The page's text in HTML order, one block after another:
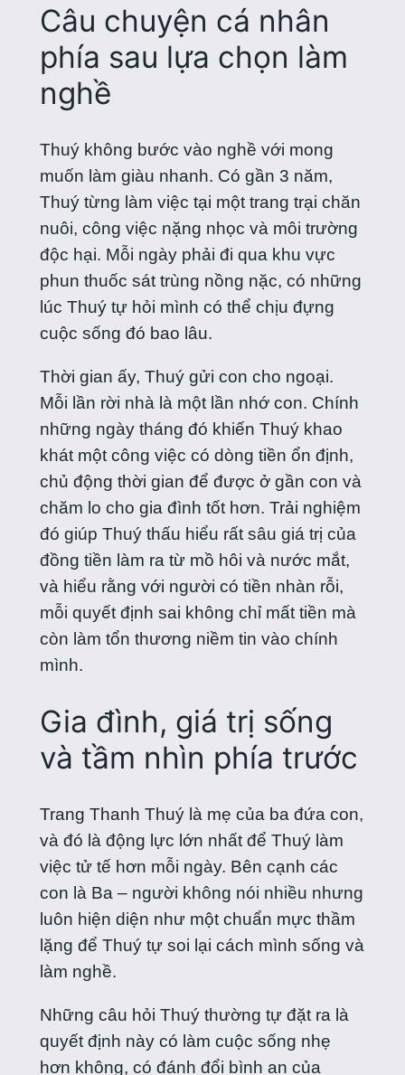
Câu chuyện cá nhân
phía sau lựa chọn làm
nghề
Thuý không bước vào nghề với mong
muốn làm giàu nhanh. Có gần 3 năm,
Thuý từng làm việc tại một trang trại chăn
nuôi, công việc nặng nhọc và môi trường
độc hại. Mỗi ngày phải đi qua khu vực
phun thuốc sát trùng nồng nặc, có những
lúc Thuý tự hỏi mình có thể chịu đựng
cuộc sống đó bao lâu.
Thời gian ấy, Thuý gửi con cho ngoại.
Mỗi lần rời nhà là một lần nhớ con. Chính
những ngày tháng đó khiến Thuý khao
khát một công việc có dòng tiền ổn định,
chủ động thời gian để được ở gần con và
chăm lo cho gia đình tốt hơn. Trải nghiệm
đó giúp Thuý thấu hiểu rất sâu giá trị của
đồng tiền làm ra từ mồ hôi và nước mắt,
và hiểu rằng với người có tiền nhàn rỗi,
mỗi quyết định sai không chỉ mất tiền mà
còn làm tổn thương niềm tin vào chính
mình.
Gia đình, giá trị sống
và tầm nhìn phía trước
Trang Thanh Thuý là mẹ của ba đứa con,
và đó là động lực lớn nhất để Thuý làm
việc tử tế hơn mỗi ngày. Bên cạnh các
con là Ba – người không nói nhiều nhưng
luôn hiện diện như một chuẩn mực thầm
lặng để Thuý tự soi lại cách mình sống và
làm nghề.
Những câu hỏi Thuý thường tự đặt ra là
quyết định này có làm cuộc sống nhẹ
hơn không, có đánh đổi bình an của